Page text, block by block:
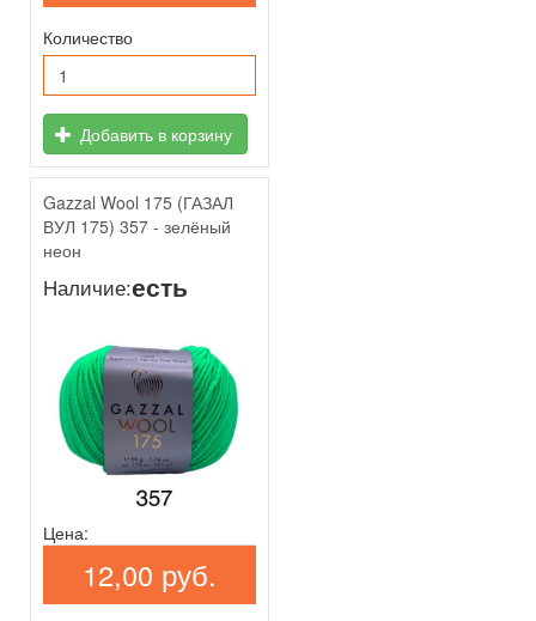
Количество
Добавить в корзину
Gazzal Wool 175 (ГАЗАЛ
ВУЛ 175) 357 - зелёный
неон
Наличие:есть
Цена:
12,00 руб.